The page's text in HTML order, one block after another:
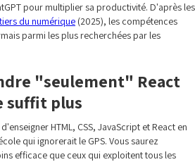
pour multiplier sa productivité. D'après les
du numérique (2025), les compétences
parmi les plus recherchées par les
"seulement" React
suffit plus
HTML, CSS, JavaScript et React en
qui ignorerait le GPS. Vous saurez
efficace que ceux qui exploitent tous les